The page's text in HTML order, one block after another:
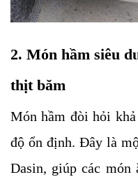
2. Món hầm siêu
thịt băm
Món hầm đòi hỏi
độ ổn định. Đây là
Dasin, giúp các món